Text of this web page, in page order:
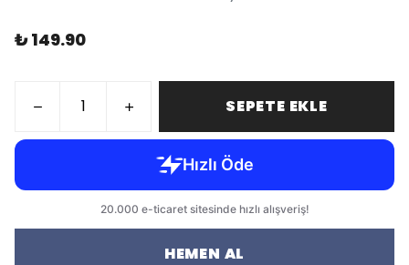
₺ 149.90
SEPETE EKLE
HEMEN AL